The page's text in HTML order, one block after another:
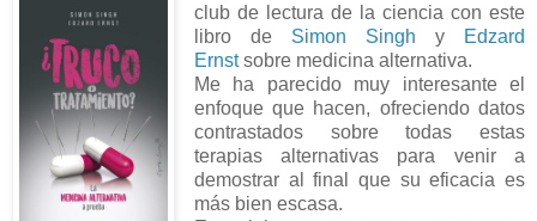
club de lectura de la ciencia con este
libro de Simon Singh y
Edzard
Ernstsobre medicina alternativa.
Me ha parecido muy interesante el
enfoque que hacen, ofreciendo datos
contrastados sobre todas estas
terapias alternativas para venir a
demostrar al final que su eficacia es
más bien escasa.